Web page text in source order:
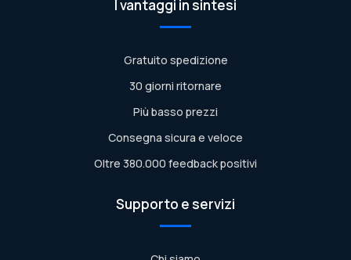
I vantaggi in sintesi
Gratuito spedizione
30 giorni ritornare
Più basso prezzi
Consegna sicura e veloce
Oltre 380.000 feedback positivi
Supporto e servizi